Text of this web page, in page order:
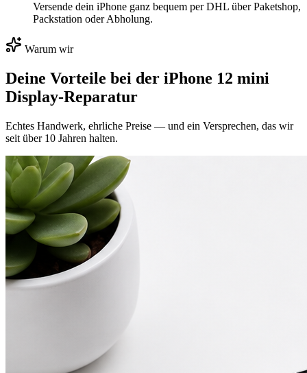
Versende dein iPhone ganz bequem per DHL über Paketshop,
Packstation oder Abholung.
Warum wir
Deine Vorteile bei der iPhone 12 mini
Display-Reparatur
Echtes Handwerk, ehrliche Preise — und ein Versprechen, das wir
seit über 10 Jahren halten.